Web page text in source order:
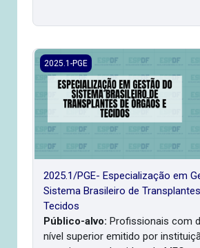
2025.1/PGE- Especialização em
2025.1-PGE
2025.1/PGE- Especialização em
Sistema Brasileiro de
Tecidos
Público-alvo:Profissionais com
nível superior emitido por